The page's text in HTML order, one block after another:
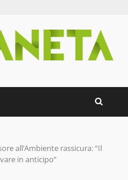
all’Ambiente rassicura: “Il
in anticipo”